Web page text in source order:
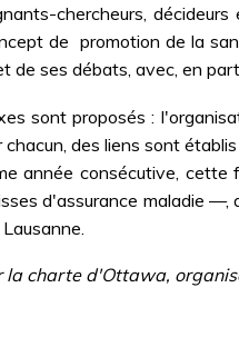
chercheurs,
de  promotion de la
de ses débats, avec, en
sont proposés :
des liens sont
année consécutive,
d'assurance maladie
la charte d'Ottawa,